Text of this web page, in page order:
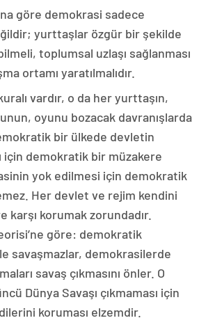
göre demokrasi sadece
yurttaşlar özgür bir şekilde
toplumsal uzlaşı sağlanması
ortamı yaratılmalıdır.
vardır, o da her yurttaşın,
oyunu bozacak davranışlarda
bir ülkede devletin
için demokratik bir müzakere
yok edilmesi için demokratik
Her devlet ve rejim kendini
korumak zorundadır.
göre: demokratik
savaşmazlar, demokrasilerde
savaş çıkmasını önler. O
Dünya Savaşı çıkmaması için
koruması elzemdir.